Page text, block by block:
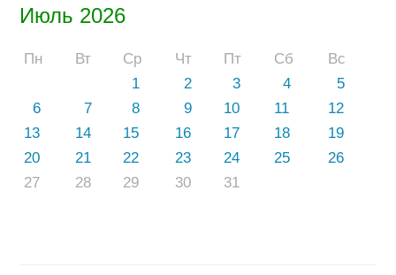
Июль 2026
Пн Вт Ср Чт Пт Сб
Вс
1
2 3 4
5
6
7 8 9 10 11
12
13
14 15 16 17 18
19
20
21 22 23 24 25
26
27
28 29 30 31